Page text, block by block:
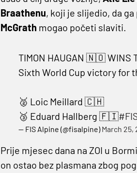
Braathenu, koji je slijedio, da
McGrath mogao početi slaviti.
TIMON HAUGAN 🇳🇴 WINS
Sixth World Cup victory for
🥈 Loic Meillard 🇨🇭
🥉 Eduard Hallberg 🇫🇮
— FIS Alpine (@fisalpine)March 25,
Prije mjesec dana na ZOI u
on ostao bez plasmana zbog